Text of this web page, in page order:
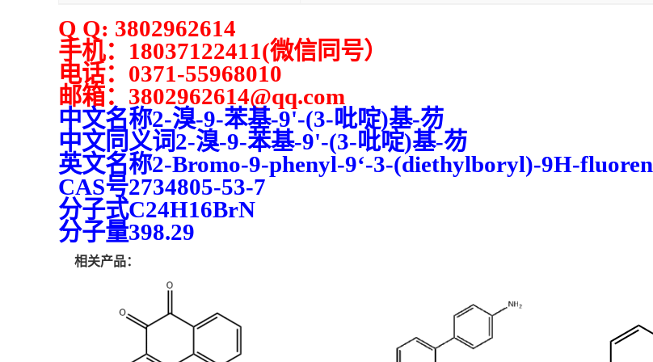
Q Q: 3802962614
手机： 18037122411(微信同号）
电话： 0371-55968010
邮箱： 3802962614@qq.com
中文名称2-溴-9-苯基-9'-(3-吡啶)基-芴
中文同义词2-溴-9-苯基-9'-(3-吡啶)基-芴
英文名称2-Bromo-9-phenyl-9‘-3-(diethylboryl)-9H-fluoren
CAS号2734805-53-7
分子式C24H16BrN
分子量398.29
相关产品：